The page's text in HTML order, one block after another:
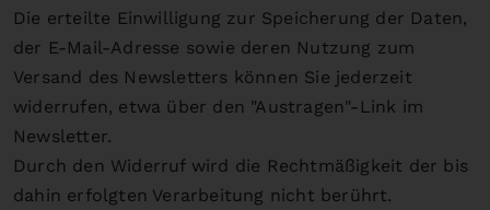
Die erteilte Einwilligung zur Speicherung der Daten,
der E-Mail-Adresse sowie deren Nutzung zum
Versand des Newsletters können Sie jederzeit
widerrufen, etwa über den "Austragen"-Link im
Newsletter.
Durch den Widerruf wird die Rechtmäßigkeit der bis
dahin erfolgten Verarbeitung nicht berührt.